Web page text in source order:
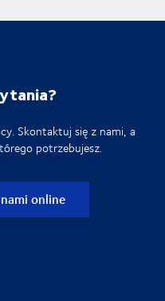
Skontaktuj się z nami, a
potrzebujesz.
online